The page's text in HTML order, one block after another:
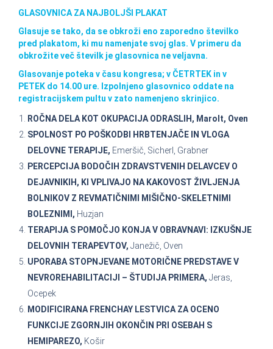
GLASOVNICA ZA NAJBOLJŠI PLAKAT
Glasuje se tako, da se obkroži eno zaporedno številko
pred plakatom, ki mu namenjate svoj glas. V primeru da
obkrožite več številk je glasovnica ne veljavna.
Glasovanje poteka v času kongresa; v ČETRTEK in v
PETEK do 14.00 ure. Izpolnjeno glasovnico oddate na
registracijskem pultu v zato namenjeno skrinjico.
ROČNA DELA KOT OKUPACIJA ODRASLIH, Marolt, Oven
SPOLNOST PO POŠKODBI HRBTENJAČE IN VLOGA
DELOVNE TERAPIJE, Emeršič, Sicherl, Grabner
PERCEPCIJA BODOČIH ZDRAVSTVENIH DELAVCEV O
DEJAVNIKIH, KI VPLIVAJO NA KAKOVOST ŽIVLJENJA
BOLNIKOV Z REVMATIČNIMI MIŠIČNO-SKELETNIMI
BOLEZNIMI, Huzjan
TERAPIJA S POMOČJO KONJA V OBRAVNAVI: IZKUŠNJE
DELOVNIH TERAPEVTOV, Janežič, Oven
UPORABA STOPNJEVANE MOTORIČNE PREDSTAVE V
NEVROREHABILITACIJI – ŠTUDIJA PRIMERA, Jeras,
Ocepek
MODIFICIRANA FRENCHAY LESTVICA ZA OCENO
FUNKCIJE ZGORNJIH OKONČIN PRI OSEBAH S
HEMIPAREZO, Košir